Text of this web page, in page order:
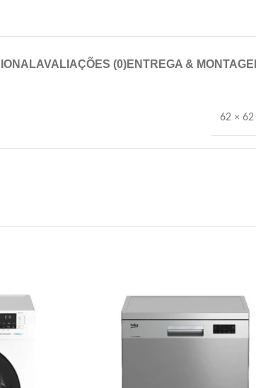
AVALIAÇÕES (0)ENTREGA &
62 × 62